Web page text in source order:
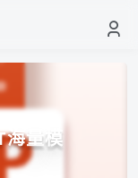
量模